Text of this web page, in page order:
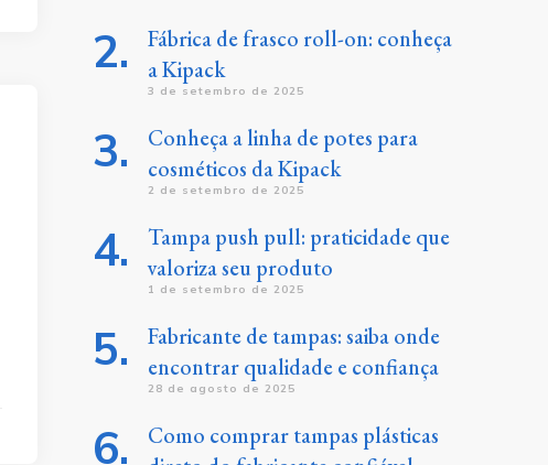
Fábrica de frasco roll-on: conheça
a Kipack
3 de setembro de 2025
Conheça a linha de potes para
cosméticos da Kipack
2 de setembro de 2025
Tampa push pull: praticidade que
valoriza seu produto
1 de setembro de 2025
Fabricante de tampas: saiba onde
encontrar qualidade e confiança
28 de agosto de 2025
Como comprar tampas plásticas